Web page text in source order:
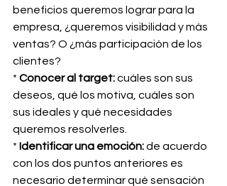
beneficios queremos lograr para la
empresa, ¿queremos visibilidad y más
ventas? O ¿más participación de los
clientes?
* Conocer al target: cuáles son sus
deseos, qué los motiva, cuáles son
sus ideales y qué necesidades
queremos resolverles.
* Identificar una emoción: de acuerdo
con los dos puntos anteriores es
necesario determinar qué sensación